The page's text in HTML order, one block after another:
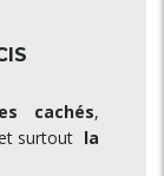
cachés,
surtout la